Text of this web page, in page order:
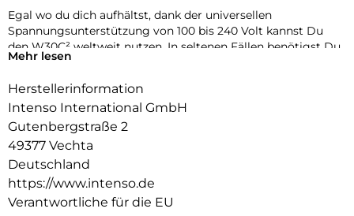
Egal wo du dich aufhältst, dank der universellen
Spannungsunterstützung von 100 bis 240 Volt kannst Du
den W30C² weltweit nutzen. In seltenen Fällen benötigst Du
einen länderspezifischen Adapter. Erlebe die Zukunft des
Fortschrittliche GaN-Technologie
Dank der innovativen Galliumnitrid-Technologie (GaN) ist
der W30C² nicht nur klein und leicht, sondern auch extrem
effizient. Deine Geräte werden blitzschnell geladen, während
Du gleichzeitig Deinen ökologischen Fußabdruck
verringerst. GaN macht es möglich, dass die Adapter kleiner
sind und höhere Spannungen und Ströme bewältigen
Mehr lesen
Herstellerinformation
Intenso International GmbH
Gutenbergstraße 2
49377 Vechta
Deutschland
https://www.intenso.de
Verantwortliche für die EU